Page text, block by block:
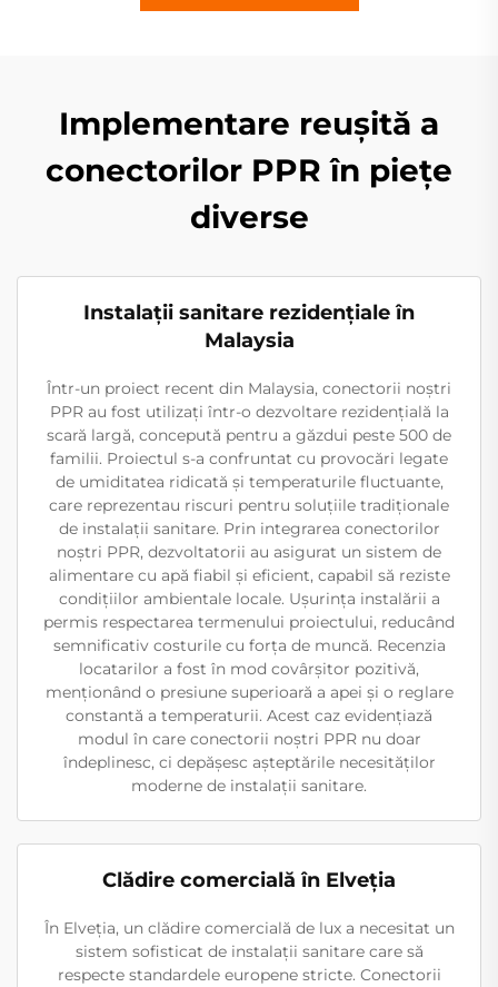
Implementare reușită a
conectorilor PPR în piețe
diverse
Instalații sanitare rezidențiale în
Malaysia
Într-un proiect recent din Malaysia, conectorii noștri
PPR au fost utilizați într-o dezvoltare rezidențială la
scară largă, concepută pentru a găzdui peste 500 de
familii. Proiectul s-a confruntat cu provocări legate
de umiditatea ridicată și temperaturile fluctuante,
care reprezentau riscuri pentru soluțiile tradiționale
de instalații sanitare. Prin integrarea conectorilor
noștri PPR, dezvoltatorii au asigurat un sistem de
alimentare cu apă fiabil și eficient, capabil să reziste
condițiilor ambientale locale. Ușurința instalării a
permis respectarea termenului proiectului, reducând
semnificativ costurile cu forța de muncă. Recenzia
locatarilor a fost în mod covârșitor pozitivă,
menționând o presiune superioară a apei și o reglare
constantă a temperaturii. Acest caz evidențiază
modul în care conectorii noștri PPR nu doar
îndeplinesc, ci depășesc așteptările necesităților
moderne de instalații sanitare.
Clădire comercială în Elveția
În Elveția, un clădire comercială de lux a necesitat un
sistem sofisticat de instalații sanitare care să
respecte standardele europene stricte. Conectorii